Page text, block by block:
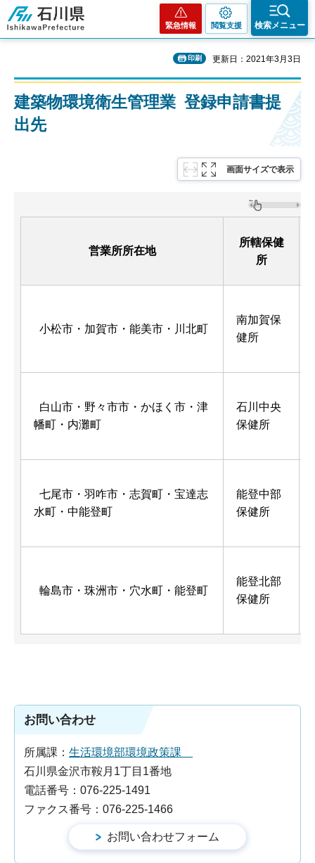
石川県
緊急情報 閲覧支援 検索メニュー
印刷 更新日：2021年3月3日
建築物環境衛生管理業 登録申請書提
出先
画面サイズで表示
営業所所在地
所轄保健
所
小松市・加賀市・能美市・川北町
南加賀保
健所
白山市・野々市市・かほく市・津
幡町・内灘町
石川中央
保健所
七尾市・羽咋市・志賀町・宝達志
水町・中能登町
能登中部
保健所
輪島市・珠洲市・穴水町・能登町
能登北部
保健所
お問い合わせ
所属課： 生活環境部環境政策課
石川県金沢市鞍月1丁目1番地
電話番号：076-225-1491
ファクス番号：076-225-1466